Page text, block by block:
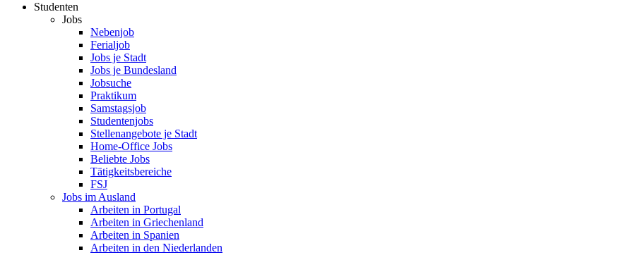
Studenten
Jobs
Nebenjob
Ferialjob
Jobs je Stadt
Jobs je Bundesland
Jobsuche
Praktikum
Samstagsjob
Studentenjobs
Stellenangebote je Stadt
Home-Office Jobs
Beliebte Jobs
Tätigkeitsbereiche
FSJ
Jobs im Ausland
Arbeiten in Portugal
Arbeiten in Griechenland
Arbeiten in Spanien
Arbeiten in den Niederlanden